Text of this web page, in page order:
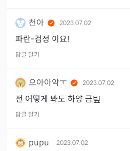
천아 2023.07.02
파란-검정 이요!
답글 달기
으아아악ㅜ 2023.07.02
전 어떻게 봐도 하양 금빞
답글 달기
pupu 2023.07.02